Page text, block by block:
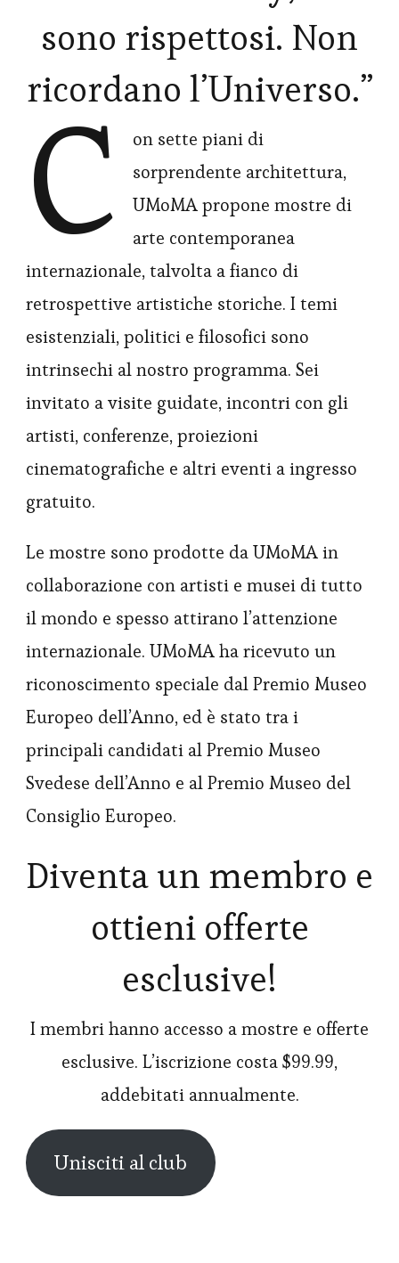
sono rispettosi. Non
ricordano l’Universo.”
C
on sette piani di
sorprendente architettura,
UMoMA propone mostre di
arte contemporanea
internazionale, talvolta a fianco di
retrospettive artistiche storiche. I temi
esistenziali, politici e filosofici sono
intrinsechi al nostro programma. Sei
invitato a visite guidate, incontri con gli
artisti, conferenze, proiezioni
cinematografiche e altri eventi a ingresso
gratuito.
Le mostre sono prodotte da UMoMA in
collaborazione con artisti e musei di tutto
il mondo e spesso attirano l’attenzione
internazionale. UMoMA ha ricevuto un
riconoscimento speciale dal Premio Museo
Europeo dell’Anno, ed è stato tra i
principali candidati al Premio Museo
Svedese dell’Anno e al Premio Museo del
Consiglio Europeo.
Diventa un membro e
ottieni offerte
esclusive!
I membri hanno accesso a mostre e offerte
esclusive. L’iscrizione costa $99.99,
addebitati annualmente.
Unisciti al club